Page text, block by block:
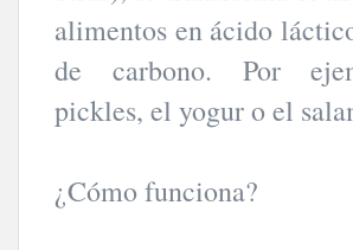
alimentos en ácido
de carbono. Por
pickles, el yogur o el
¿Cómo funciona?